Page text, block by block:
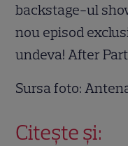
backstage-ul
nou episod
undeva! After
Sursa foto:
Citește și: